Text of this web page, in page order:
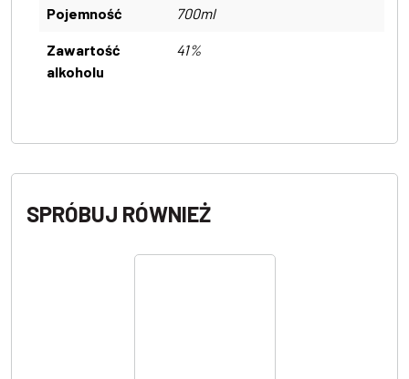
Pojemność 700ml
Zawartość
alkoholu
41%
SPRÓBUJ RÓWNIEŻ